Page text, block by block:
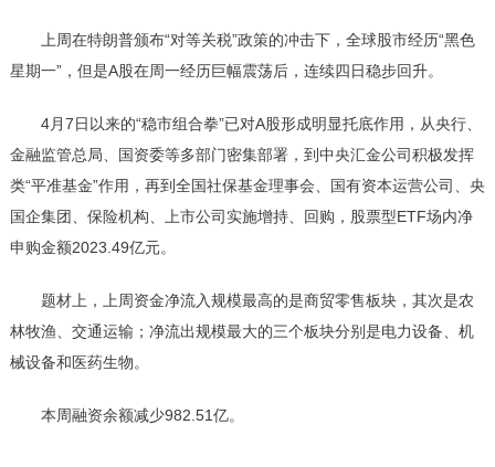
上周在特朗普颁布“对等关税”政策的冲击下，全球股市经历“黑色
星期一”，但是A股在周一经历巨幅震荡后，连续四日稳步回升。
4月7日以来的“稳市组合拳”已对A股形成明显托底作用，从央行、
金融监管总局、国资委等多部门密集部署，到中央汇金公司积极发挥
类“平准基金”作用，再到全国社保基金理事会、国有资本运营公司、央
国企集团、保险机构、上市公司实施增持、回购，股票型ETF场内净
申购金额2023.49亿元。
题材上，上周资金净流入规模最高的是商贸零售板块，其次是农
林牧渔、交通运输；净流出规模最大的三个板块分别是电力设备、机
械设备和医药生物。
本周融资余额减少982.51亿。